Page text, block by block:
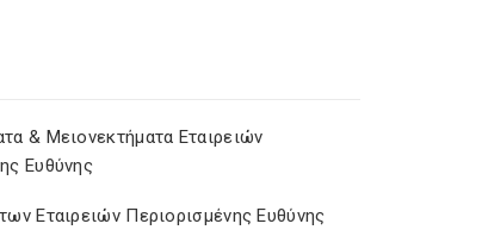
& Μειονεκτήματα Εταιρειών
Ευθύνης
Εταιρειών Περιορισμένης Ευθύνης